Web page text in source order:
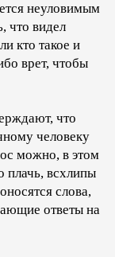
неуловимым
что видел
кто такое и
врет, чтобы
что
человеку
можно, в этом
плачь, всхлипы
слова,
ответы на